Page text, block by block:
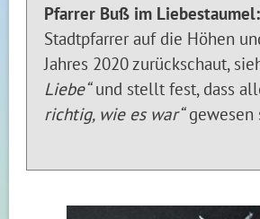
Pfarrer Buß im Liebestaumel:
Stadtpfarrer auf die Höhen
Jahres 2020 zurückschaut,
Liebe“und stellt fest, dass
richtig, wie es war“gewesen